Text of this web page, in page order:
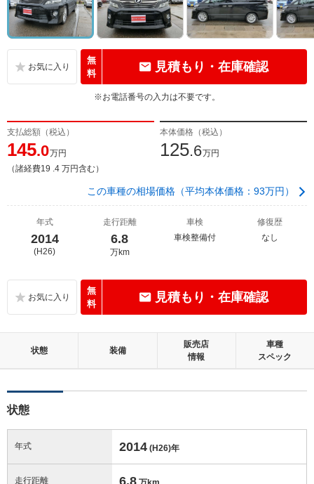
無
料
見積もり・在庫確認
※お電話番号の入力は不要です。
支払総額（税込）
145.0万円
（諸経費19 .4 万円含む）
本体価格（税込）
125.6万円
この車種の相場価格（平均本体価格：93万円）
年式
2014
(H26)
走行距離
6.8
万km
車検
車検整備付
修復歴
なし
無
料
見積もり・在庫確認
状態 装備
販売店
情報
車種
スペック
状態
年式 2014 (H26)年
走行距離 6.8